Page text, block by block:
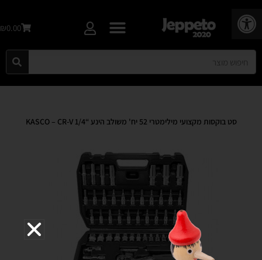
פתח סרגל נגישות
₪0.00
סט בוקסות מקצועי מילימטרי 52 יח' משולב הינע “1/4 KASCO – CR-V